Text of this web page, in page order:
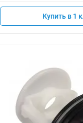
Купить в 1